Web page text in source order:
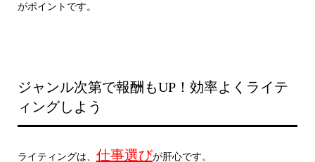
がポイントです。
ジャンル次第で報酬もUP！効率よくライテ
ィングしよう
ライティングは、 仕事選びが肝心です。